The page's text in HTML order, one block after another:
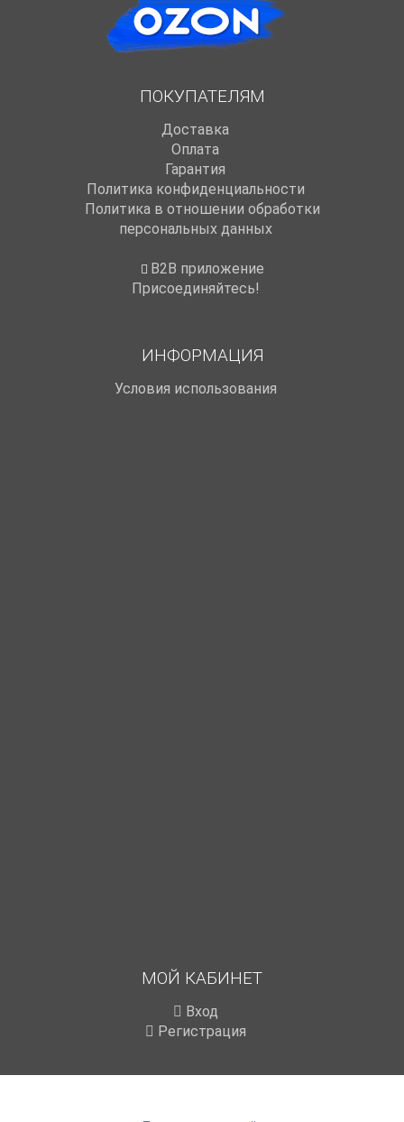
ПОКУПАТЕЛЯМ
Доставка
Оплата
Гарантия
Политика конфиденциальности
Политика в отношении обработки
персональных данных
B2B приложение
Присоединяйтесь!
ИНФОРМАЦИЯ
Условия использования
МОЙ КАБИНЕТ
Вход
Регистрация